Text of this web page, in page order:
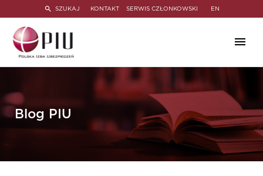
SZUKAJ KONTAKT SERWIS CZŁONKOWSKI EN
Blog PIU